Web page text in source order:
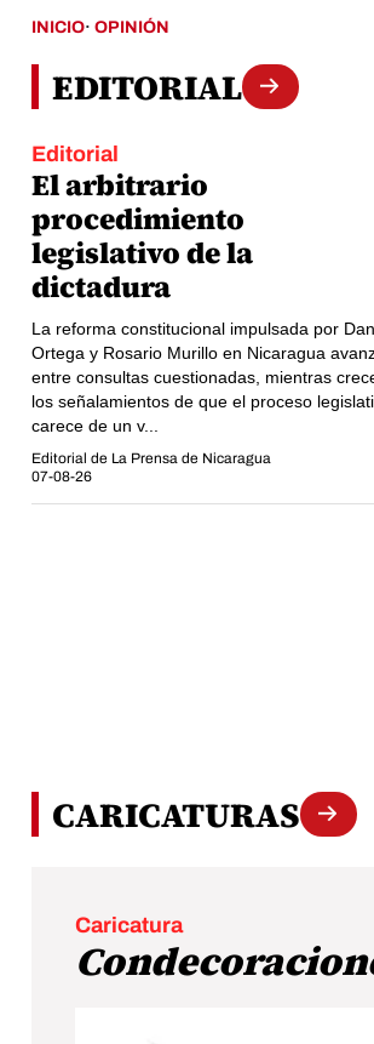
INICIO· OPINIÓN
EDITORIAL
Editorial
El arbitrario
procedimiento
legislativo de la
dictadura
La reforma constitucional impulsada por
Ortega y Rosario Murillo en Nicaragua
entre consultas cuestionadas, mientras
los señalamientos de que el proceso
carece de un v...
Editorial de La Prensa de Nicaragua
07-08-26
CARICATURAS
Caricatura